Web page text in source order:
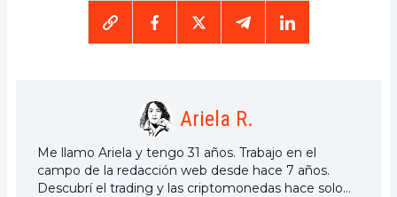
Ariela R.
Me llamo Ariela y tengo 31 años. Trabajo en el
campo de la redacción web desde hace 7 años.
Descubrí el trading y las criptomonedas hace solo